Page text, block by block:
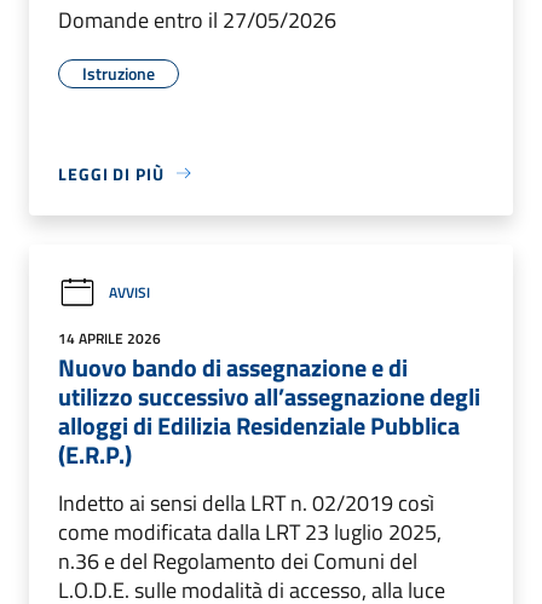
Domande entro il 27/05/2026
Istruzione
LEGGI DI PIÙ
AVVISI
14 APRILE 2026
Nuovo bando di assegnazione e di
utilizzo successivo all’assegnazione degli
alloggi di Edilizia Residenziale Pubblica
(E.R.P.)
Indetto ai sensi della LRT n. 02/2019 così
come modificata dalla LRT 23 luglio 2025,
n.36 e del Regolamento dei Comuni del
L.O.D.E. sulle modalità di accesso, alla luce